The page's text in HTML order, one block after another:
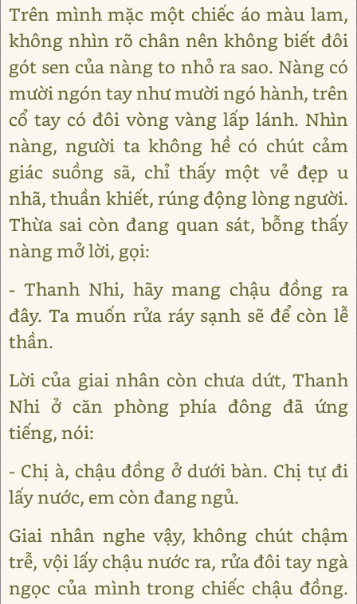
Trên mình mặc một chiếc áo màu lam,
không nhìn rõ chân nên không biết đôi
gót sen của nàng to nhỏ ra sao. Nàng có
mười ngón tay như mười ngó hành, trên
cổ tay có đôi vòng vàng lấp lánh. Nhìn
nàng, người ta không hề có chút cảm
giác suồng sã, chỉ thấy một vẻ đẹp u
nhã, thuần khiết, rúng động lòng người.
Thừa sai còn đang quan sát, bỗng thấy
nàng mở lời, gọi:
- Thanh Nhi, hãy mang chậu đồng ra
đây. Ta muốn rửa ráy sạnh sẽ để còn lễ
thần.
Lời của giai nhân còn chưa dứt, Thanh
Nhi ở căn phòng phía đông đã ứng
tiếng, nói:
- Chị à, chậu đồng ở dưới bàn. Chị tự đi
lấy nước, em còn đang ngủ.
Giai nhân nghe vậy, không chút chậm
trễ, vội lấy chậu nước ra, rửa đôi tay ngà
ngọc của mình trong chiếc chậu đồng.